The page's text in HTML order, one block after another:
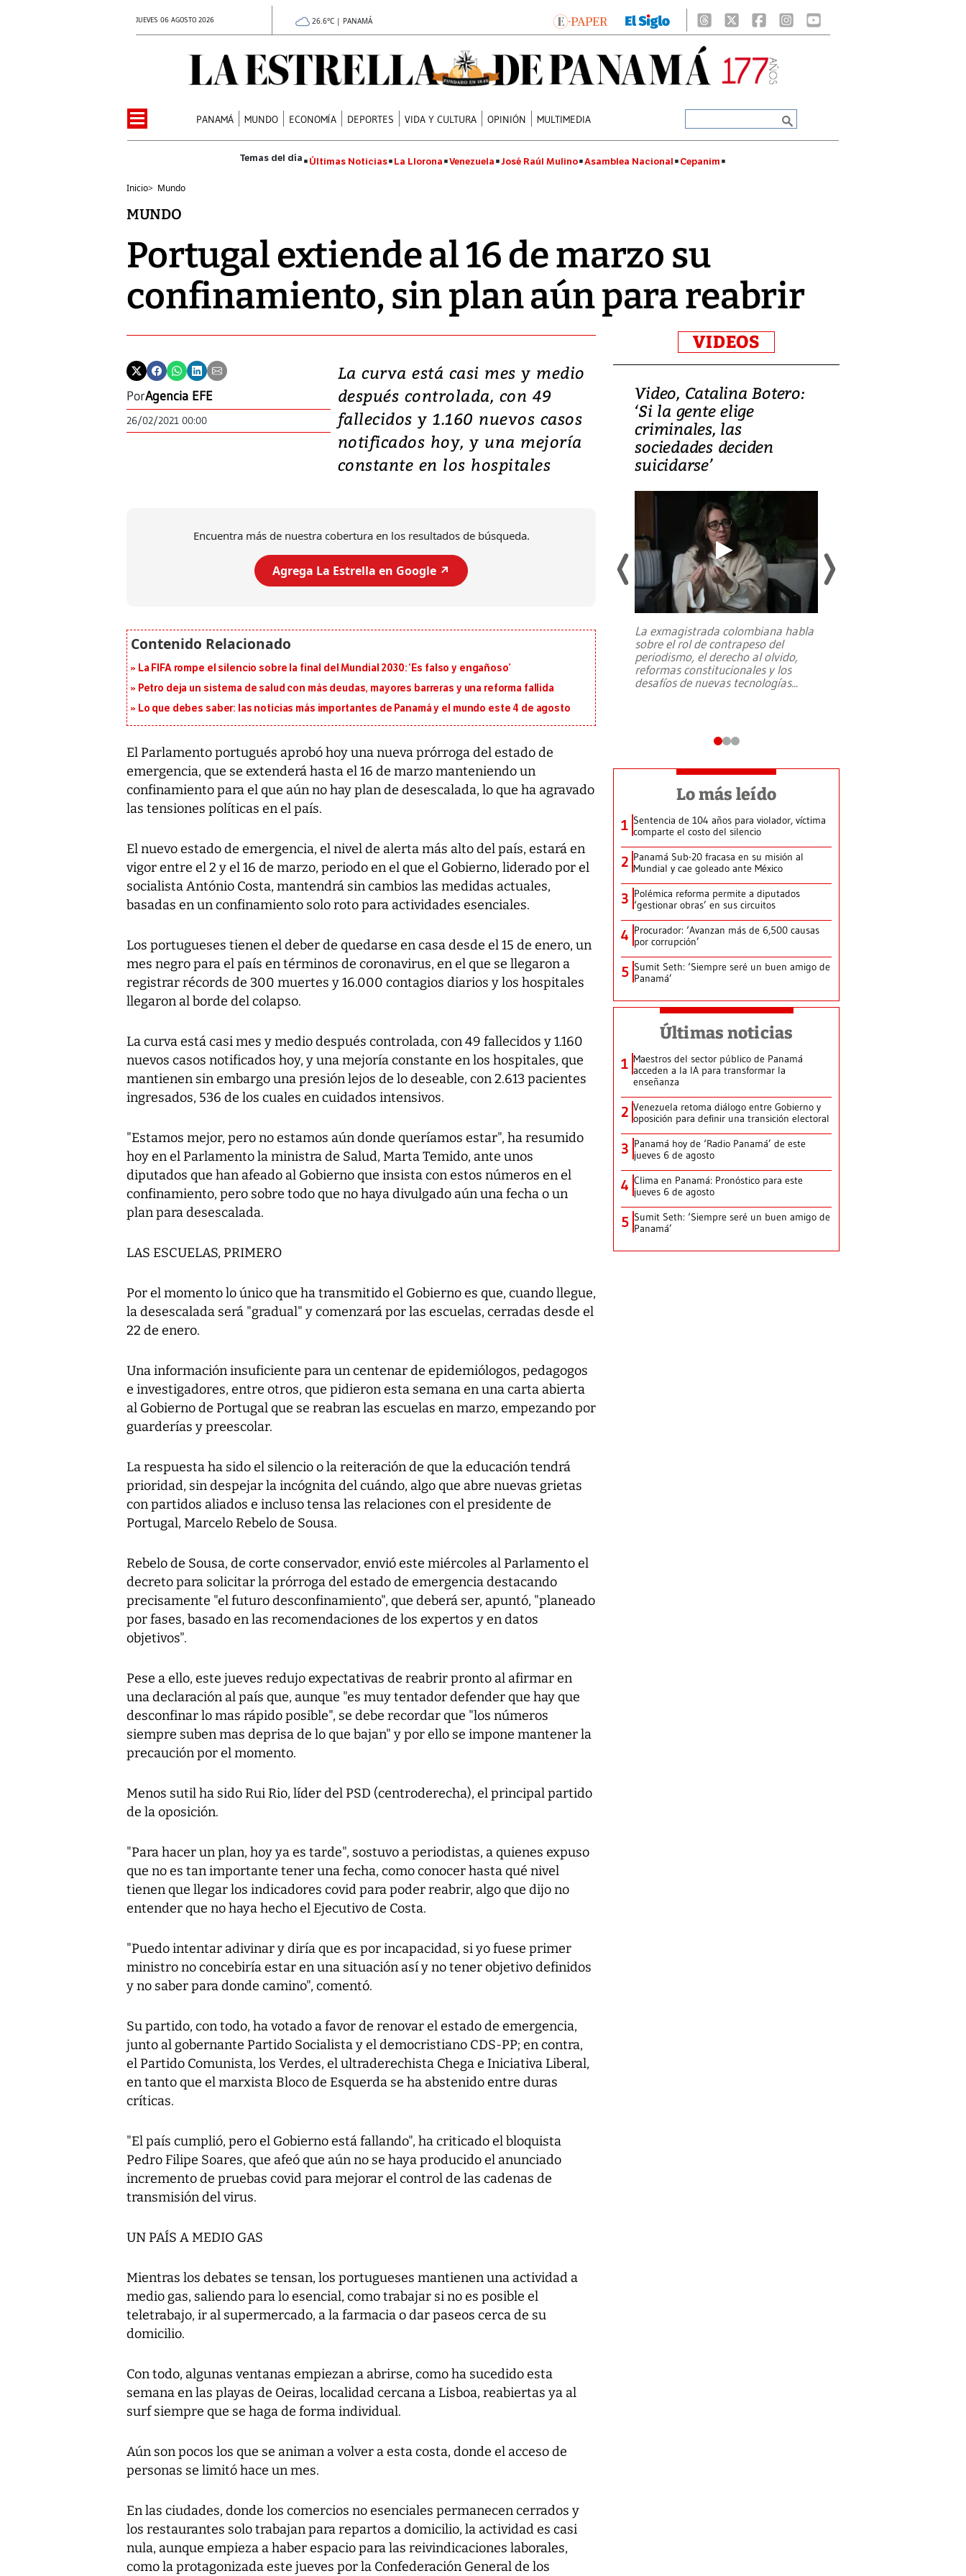
JUEVES 06 AGOSTO 2026 26.6°C | PANAMÁ
PANAMÁ MUNDO ECONOMÍA DEPORTES VIDA Y CULTURA OPINIÓN MULTIMEDIA
Últimas Noticias La Llorona Venezuela José Raúl Mulino Asamblea Nacional Cepanim
Inicio> Mundo
MUNDO
Portugal extiende al 16 de marzo su
confinamiento, sin plan aún para reabrir
PorAgencia EFE
26/02/2021 00:00
La curva está casi mes y medio
después controlada, con 49
fallecidos y 1.160 nuevos casos
notificados hoy, y una mejoría
constante en los hospitales
Encuentra más de nuestra cobertura en los resultados de búsqueda.
Agrega La Estrella en Google ↗️
La FIFA rompe el silencio sobre la final del Mundial 2030: ‘Es falso y engañoso’
Petro deja un sistema de salud con más deudas, mayores barreras y una reforma fallida
Lo que debes saber: las noticias más importantes de Panamá y el mundo este 4 de agosto
El Parlamento portugués aprobó hoy una nueva prórroga del estado de
emergencia, que se extenderá hasta el 16 de marzo manteniendo un
confinamiento para el que aún no hay plan de desescalada, lo que ha agravado
las tensiones políticas en el país.
El nuevo estado de emergencia, el nivel de alerta más alto del país, estará en
vigor entre el 2 y el 16 de marzo, periodo en el que el Gobierno, liderado por el
socialista António Costa, mantendrá sin cambios las medidas actuales,
basadas en un confinamiento solo roto para actividades esenciales.
Los portugueses tienen el deber de quedarse en casa desde el 15 de enero, un
mes negro para el país en términos de coronavirus, en el que se llegaron a
registrar récords de 300 muertes y 16.000 contagios diarios y los hospitales
llegaron al borde del colapso.
La curva está casi mes y medio después controlada, con 49 fallecidos y 1.160
nuevos casos notificados hoy, y una mejoría constante en los hospitales, que
mantienen sin embargo una presión lejos de lo deseable, con 2.613 pacientes
ingresados, 536 de los cuales en cuidados intensivos.
"Estamos mejor, pero no estamos aún donde queríamos estar", ha resumido
hoy en el Parlamento la ministra de Salud, Marta Temido, ante unos
diputados que han afeado al Gobierno que insista con estos números en el
confinamiento, pero sobre todo que no haya divulgado aún una fecha o un
plan para desescalada.
LAS ESCUELAS, PRIMERO
Por el momento lo único que ha transmitido el Gobierno es que, cuando llegue,
la desescalada será "gradual" y comenzará por las escuelas, cerradas desde el
22 de enero.
Una información insuficiente para un centenar de epidemiólogos, pedagogos
e investigadores, entre otros, que pidieron esta semana en una carta abierta
al Gobierno de Portugal que se reabran las escuelas en marzo, empezando por
guarderías y preescolar.
La respuesta ha sido el silencio o la reiteración de que la educación tendrá
prioridad, sin despejar la incógnita del cuándo, algo que abre nuevas grietas
con partidos aliados e incluso tensa las relaciones con el presidente de
Portugal, Marcelo Rebelo de Sousa.
Rebelo de Sousa, de corte conservador, envió este miércoles al Parlamento el
decreto para solicitar la prórroga del estado de emergencia destacando
precisamente "el futuro desconfinamiento", que deberá ser, apuntó, "planeado
por fases, basado en las recomendaciones de los expertos y en datos
objetivos".
Pese a ello, este jueves redujo expectativas de reabrir pronto al afirmar en
una declaración al país que, aunque "es muy tentador defender que hay que
desconfinar lo mas rápido posible", se debe recordar que "los números
siempre suben mas deprisa de lo que bajan" y por ello se impone mantener la
precaución por el momento.
Menos sutil ha sido Rui Rio, líder del PSD (centroderecha), el principal partido
de la oposición.
"Para hacer un plan, hoy ya es tarde", sostuvo a periodistas, a quienes expuso
que no es tan importante tener una fecha, como conocer hasta qué nivel
tienen que llegar los indicadores covid para poder reabrir, algo que dijo no
entender que no haya hecho el Ejecutivo de Costa.
"Puedo intentar adivinar y diría que es por incapacidad, si yo fuese primer
ministro no concebiría estar en una situación así y no tener objetivo definidos
y no saber para donde camino", comentó.
Su partido, con todo, ha votado a favor de renovar el estado de emergencia,
junto al gobernante Partido Socialista y el democristiano CDS-PP; en contra,
el Partido Comunista, los Verdes, el ultraderechista Chega e Iniciativa Liberal,
en tanto que el marxista Bloco de Esquerda se ha abstenido entre duras
críticas.
"El país cumplió, pero el Gobierno está fallando", ha criticado el bloquista
Pedro Filipe Soares, que afeó que aún no se haya producido el anunciado
incremento de pruebas covid para mejorar el control de las cadenas de
transmisión del virus.
UN PAÍS A MEDIO GAS
Mientras los debates se tensan, los portugueses mantienen una actividad a
medio gas, saliendo para lo esencial, como trabajar si no es posible el
teletrabajo, ir al supermercado, a la farmacia o dar paseos cerca de su
domicilio.
Con todo, algunas ventanas empiezan a abrirse, como ha sucedido esta
semana en las playas de Oeiras, localidad cercana a Lisboa, reabiertas ya al
surf siempre que se haga de forma individual.
Aún son pocos los que se animan a volver a esta costa, donde el acceso de
personas se limitó hace un mes.
En las ciudades, donde los comercios no esenciales permanecen cerrados y
los restaurantes solo trabajan para repartos a domicilio, la actividad es casi
nula, aunque empieza a haber espacio para las reivindicaciones laborales,
como la protagonizada este jueves por la Confederación General de los
VIDEOS
Video, Japón: Terremoto
deja heridos y graves
daños en Kumamoto
al sur de Japón, provocando una
Video, Catalina Botero:
‘Si la gente elige
criminales, las
sociedades deciden
suicidarse’
La exmagistrada colombiana habla
sobre el rol de contrapeso del
periodismo, el derecho al olvido,
reformas constitucionales y los
desafíos de nuevas tecnologías...
Lo más leído
1 Sentencia de 104 años para violador, víctima
comparte el costo del silencio
2 Panamá Sub-20 fracasa en su misión al
Mundial y cae goleado ante México
3 Polémica reforma permite a diputados
‘gestionar obras’ en sus circuitos
4 Procurador: ‘Avanzan más de 6,500 causas
por corrupción’
5 Sumit Seth: ‘Siempre seré un buen amigo de
Panamá’
Últimas noticias
1 Maestros del sector público de Panamá
acceden a la IA para transformar la
enseñanza
2 Venezuela retoma diálogo entre Gobierno y
oposición para definir una transición electoral
3 Panamá hoy de ‘Radio Panamá’ de este
jueves 6 de agosto
4 Clima en Panamá: Pronóstico para este
jueves 6 de agosto
5 Sumit Seth: ‘Siempre seré un buen amigo de
Panamá’